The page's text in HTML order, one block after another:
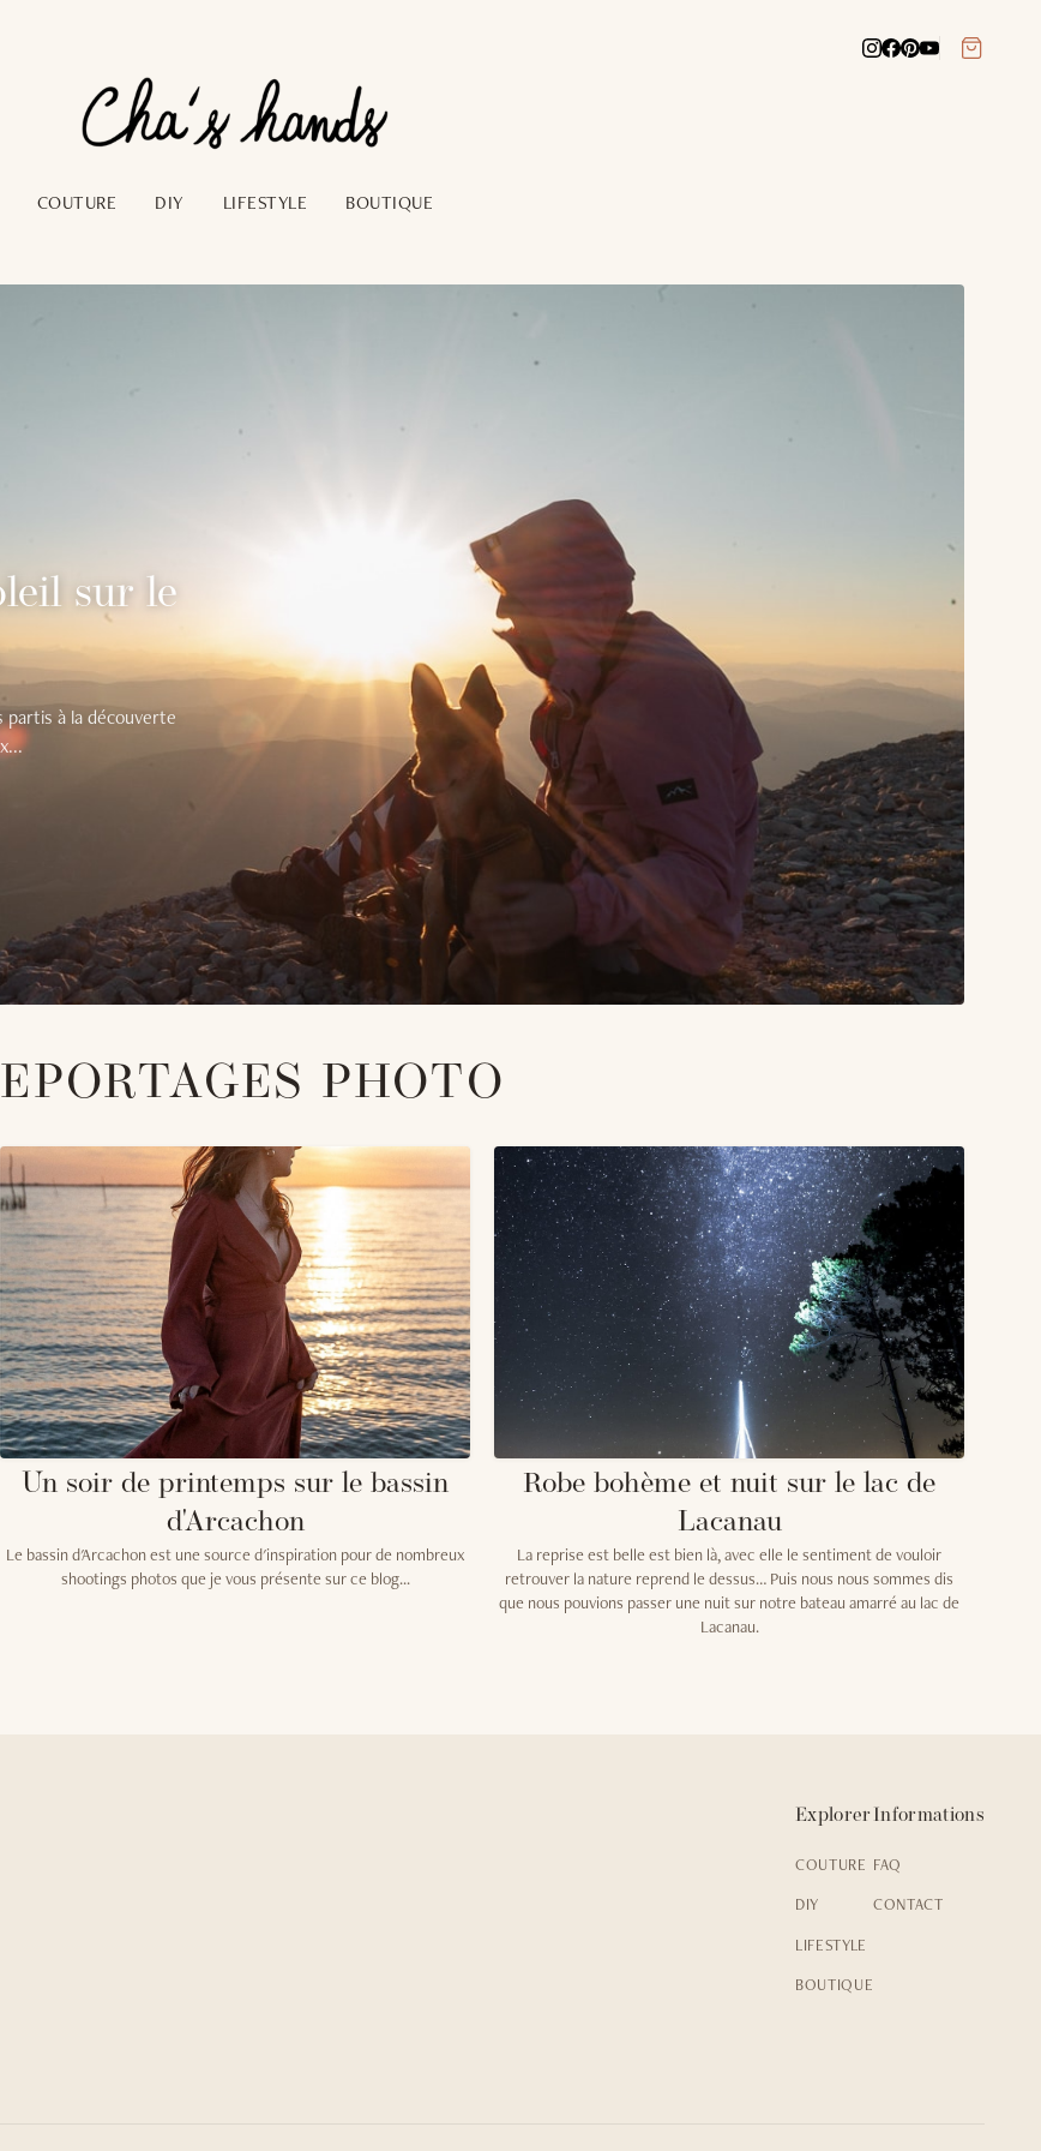
COUTURE DIY LIFESTYLE BOUTIQUE
sur le
partis à la découverte
PHOTO
Un soir de printemps sur le bassin
d'Arcachon
Le bassin d'Arcachon est une source d'inspiration pour de nombreux
shootings photos que je vous présente sur ce blog...
Robe bohème et nuit sur le lac de
Lacanau
La reprise est belle est bien là, avec elle le sentiment de vouloir
retrouver la nature reprend le dessus… Puis nous nous sommes dis
que nous pouvions passer une nuit sur notre bateau amarré au lac de
Lacanau.
Explorer
COUTURE
DIY
LIFESTYLE
BOUTIQUE
Informations
FAQ
CONTACT